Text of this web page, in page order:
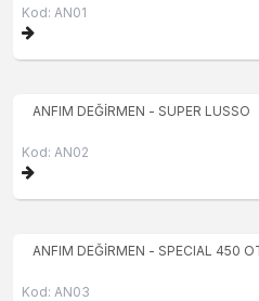
Kod: AN01
ANFIM DEĞİRMEN - SUPER LUSSO
Kod: AN02
ANFIM DEĞİRMEN - SPECIAL 450
Kod: AN03